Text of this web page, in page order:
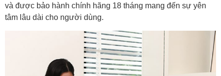
và được bảo hành chính hãng 18 tháng mang đến sự yên
tâm lâu dài cho người dùng.